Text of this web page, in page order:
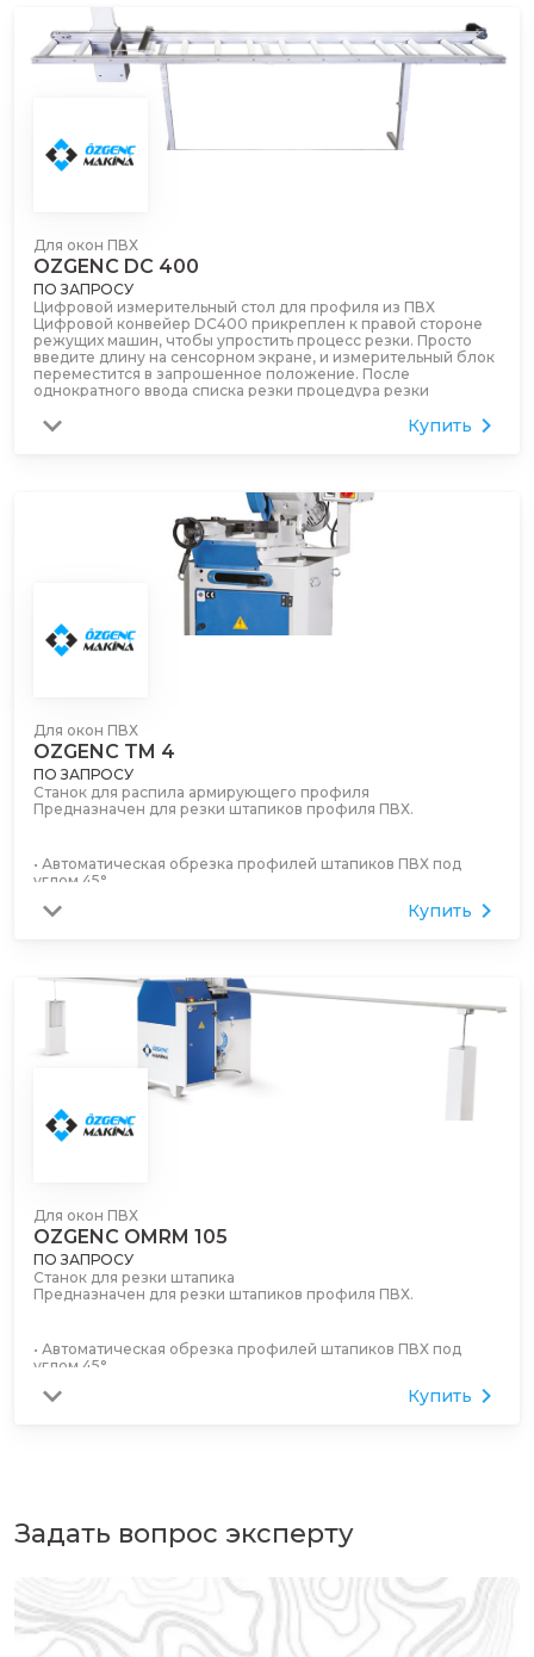
3 метра в длину
Сенсорный экран
Измерительная поддержка может возвращаться после
каждого резка для легкого удаления отрезанного
профиля
Может быть подготовлен как правосторонний, так и
левосторонний
Размеры:
6650 мм (макс. длина резки 6200 мм)
Для окон ПВХ
OZGENC DC 400
ПО ЗАПРОСУ
Цифровой измерительный стол для профиля из ПВХ
Цифровой конвейер DC400 прикреплен к правой стороне
режущих машин, чтобы упростить процесс резки. Просто
введите длину на сенсорном экране, и измерительный блок
переместится в запрошенное положение. После
однократного ввода списка резки процедура резки
выполнения каждого разреза.
Сенсорный экран
Измерительная поддержка может возвращаться после
каждого резка для легкого удаления отрезанного
Может быть подготовлен как правосторонний, так и
Размеры:
6650 мм (макс. длина резки 6200 мм)
Купить
Для окон ПВХ
OZGENC TM 4
ПО ЗАПРОСУ
Станок для распила армирующего профиля
Предназначен для резки штапиков профиля ПВХ.
• Автоматическая обрезка профилей штапиков ПВХ под
углом 45°
• Вертикальная пневматическая зажимная система
• Возможность легко регулировать скорость резки с
помощью регулятора на панели.
• Оборудован конвейерной системой: левая (с линейкой) и
правая сторона (2,4 м + 2,0 м)
• Портативный механический штангенциркуль для быстрых
измерений (2050 мм).
Купить
Для окон ПВХ
OZGENC OMRM 105
ПО ЗАПРОСУ
Станок для резки штапика
Предназначен для резки штапиков профиля ПВХ.
• Автоматическая обрезка профилей штапиков ПВХ под
углом 45°
• Вертикальная пневматическая зажимная система
• Портативный механический штангенциркуль для быстрых
Купить
Задать вопрос эксперту